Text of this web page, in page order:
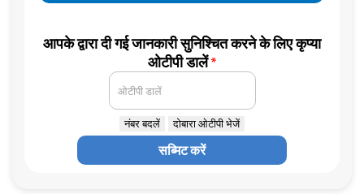
आपके द्वारा दी गई जानकारी सुनिश्चित करने के लिए कृप्या
ओटीपी डालें*
ओटीपी डालें
नंबर बदलें दोबारा ओटीपी भेजें
सब्मिट करें